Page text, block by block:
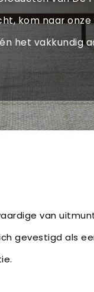
kom naar
het vakkundig
van
gevestigd als